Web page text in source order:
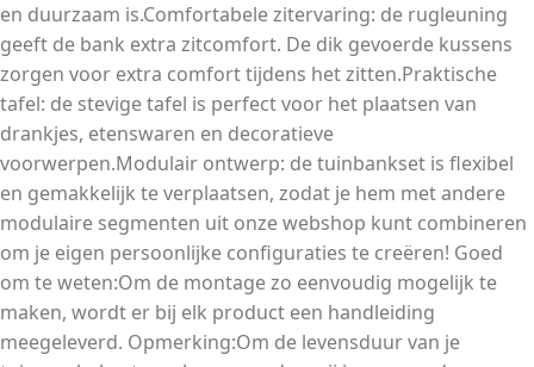
en duurzaam is.Comfortabele zitervaring: de rugleuning
geeft de bank extra zitcomfort. De dik gevoerde kussens
zorgen voor extra comfort tijdens het zitten.Praktische
tafel: de stevige tafel is perfect voor het plaatsen van
drankjes, etenswaren en decoratieve
voorwerpen.Modulair ontwerp: de tuinbankset is flexibel
en gemakkelijk te verplaatsen, zodat je hem met andere
modulaire segmenten uit onze webshop kunt combineren
om je eigen persoonlijke configuraties te creëren! Goed
om te weten:Om de montage zo eenvoudig mogelijk te
maken, wordt er bij elk product een handleiding
meegeleverd. Opmerking:Om de levensduur van je